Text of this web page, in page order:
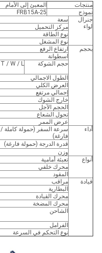
منتجات
المعبئ إلى الأمام
نموذج
FRB15A-25
جنرال
لواء
سعة
مركز التحميل
نوع الطاقة
نوع المشغل
بحجم
ارتفاع الرفع
اسطوانة
حجم الشوكة
T / W / L
الطول الاجمالي
العرض الكلي
إجمالي مرتفع
خارج الشوك
الحجم الآجل
تحول الشعاع
عرض الممر
أداء
سرعة السفر (حمولة كاملة /
فارغة)
قدرة الدرجة (حمولة فارغة)
وزن
أنواع
تعبئة أمامية
محرك خلفي
المقود
قيادة
مراقب
البطارية
محرك القيادة
محرك المضخة
الشاحن
الفرامل
نوع التحكم في السرعة